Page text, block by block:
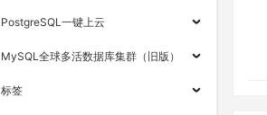
PostgreSQL一键上云
MySQL全球多活数据库集群（旧版）
标签